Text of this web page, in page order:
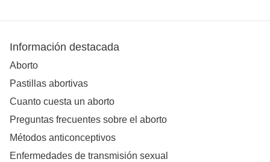
Información destacada
Aborto
Pastillas abortivas
Cuanto cuesta un aborto
Preguntas frecuentes sobre el aborto
Métodos anticonceptivos
Enfermedades de transmisión sexual